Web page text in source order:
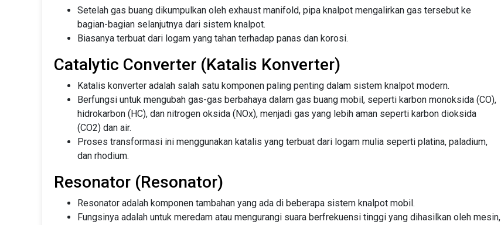
Setelah gas buang dikumpulkan oleh exhaust manifold, pipa knalpot mengalirkan gas tersebut ke
bagian-bagian selanjutnya dari sistem knalpot.
Biasanya terbuat dari logam yang tahan terhadap panas dan korosi.
Catalytic Converter (Katalis Konverter)
Katalis konverter adalah salah satu komponen paling penting dalam sistem knalpot modern.
Berfungsi untuk mengubah gas-gas berbahaya dalam gas buang mobil, seperti karbon monoksida (CO),
hidrokarbon (HC), dan nitrogen oksida (NOx), menjadi gas yang lebih aman seperti karbon dioksida
(CO2) dan air.
Proses transformasi ini menggunakan katalis yang terbuat dari logam mulia seperti platina, paladium,
dan rhodium.
Resonator (Resonator)
Resonator adalah komponen tambahan yang ada di beberapa sistem knalpot mobil.
Fungsinya adalah untuk meredam atau mengurangi suara berfrekuensi tinggi yang dihasilkan oleh mesin,